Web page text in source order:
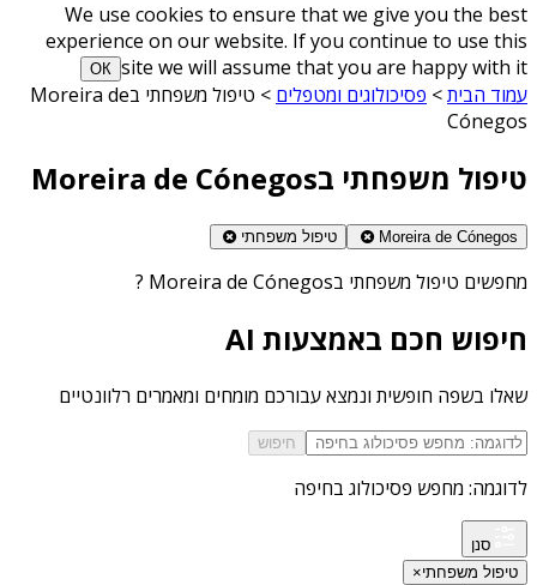
We use cookies to ensure that we give you the best
experience on our website. If you continue to use this
site we will assume that you are happy with it
ОК
עמוד הבית> פסיכולוגים ומטפלים >
טיפול משפחתי בMoreira de
Cónegos
טיפול משפחתי בMoreira de Cónegos
Moreira de Cónegos טיפול משפחתי
מחפשים טיפול משפחתי בMoreira de Cónegos ?
חיפוש חכם באמצעות AI
שאלו בשפה חופשית ונמצא עבורכם מומחים ומאמרים רלוונטיים
חיפוש
לדוגמה: מחפש פסיכולוג בחיפה
סנן
טיפול משפחתי×